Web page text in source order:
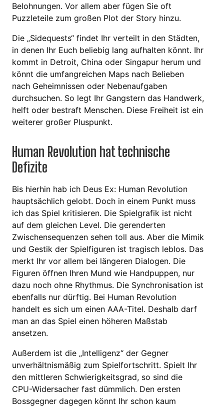
Belohnungen. Vor allem aber fügen Sie oft
Puzzleteile zum großen Plot der Story hinzu.
Die „Sidequests“ findet Ihr verteilt in den Städten,
in denen Ihr Euch beliebig lang aufhalten könnt. Ihr
kommt in Detroit, China oder Singapur herum und
könnt die umfangreichen Maps nach Belieben
nach Geheimnissen oder Nebenaufgaben
durchsuchen. So legt Ihr Gangstern das Handwerk,
helft oder bestraft Menschen. Diese Freiheit ist ein
weiterer großer Pluspunkt.
Human Revolution hat technische
Defizite
Bis hierhin hab ich Deus Ex: Human Revolution
hauptsächlich gelobt. Doch in einem Punkt muss
ich das Spiel kritisieren. Die Spielgrafik ist nicht
auf dem gleichen Level. Die gerenderten
Zwischensequenzen sehen toll aus. Aber die Mimik
und Gestik der Spielfiguren ist tragisch leblos. Das
merkt Ihr vor allem bei längeren Dialogen. Die
Figuren öffnen Ihren Mund wie Handpuppen, nur
dazu noch ohne Rhythmus. Die Synchronisation ist
ebenfalls nur dürftig. Bei Human Revolution
handelt es sich um einen AAA-Titel. Deshalb darf
man an das Spiel einen höheren Maßstab
ansetzen.
Außerdem ist die „Intelligenz“ der Gegner
unverhältnismäßig zum Spielfortschritt. Spielt Ihr
den mittleren Schwierigkeitsgrad, so sind die
CPU-Widersacher fast dümmlich. Den ersten
Bossgegner dagegen könnt Ihr schon kaum